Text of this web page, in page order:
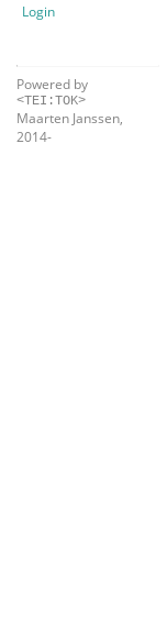
Login
Powered by
<TEI:TOK>
Maarten Janssen,
2014-